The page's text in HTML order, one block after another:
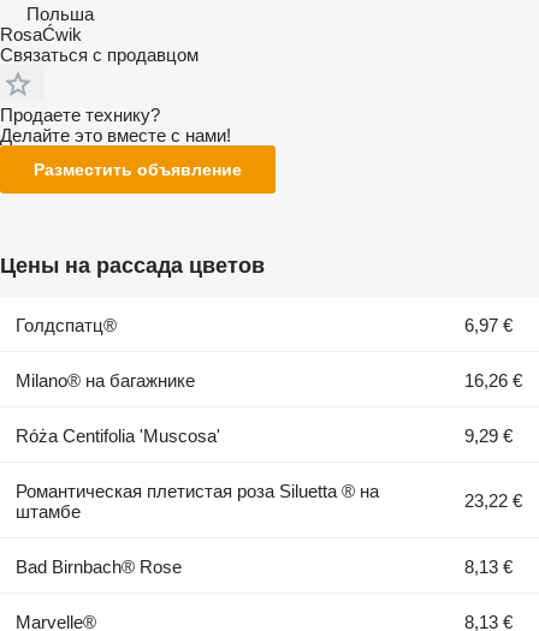
Польша
RosaĆwik
Связаться с продавцом
Продаете технику?
Делайте это вместе с нами!
Разместить объявление
Цены на рассада цветов
Голдспатц® 6,97 €
Milano® на багажнике 16,26 €
Róża Centifolia 'Muscosa' 9,29 €
Романтическая плетистая роза Siluetta ® на
штамбе
23,22 €
Bad Birnbach® Rose 8,13 €
Marvelle® 8,13 €